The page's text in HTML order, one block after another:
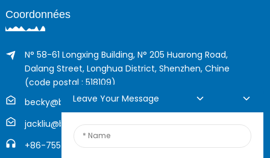
Coordonnées
N° 58-61 Longxing Building, N° 205 Huarong Road,
Dalang Street, Longhua District, Shenzhen, Chine
(code postal : 518109)
becky@boyingcable.com
jackliu@boyingcable.com
+86-755-21014277
Leave Your Message